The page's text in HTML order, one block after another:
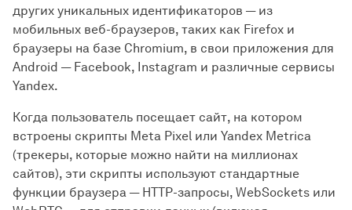
других уникальных идентификаторов — из
мобильных веб-браузеров, таких как Firefox и
браузеры на базе Chromium, в свои приложения для
Android — Facebook, Instagram и различные сервисы
Yandex.
Когда пользователь посещает сайт, на котором
встроены скрипты Meta Pixel или Yandex Metrica
(трекеры, которые можно найти на миллионах
сайтов), эти скрипты используют стандартные
функции браузера — HTTP-запросы, WebSockets или